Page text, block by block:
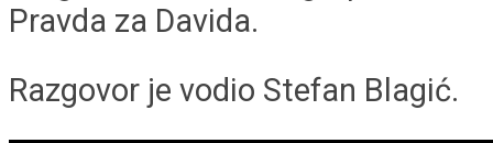
Pravda za Davida.
Razgovor je vodio Stefan Blagić.